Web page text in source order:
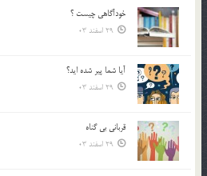
خودآگاهى چيست ؟
29 اسفند 03
آیا شما پیر شده اید؟
29 اسفند 03
قرباني بي گناه
29 اسفند 03